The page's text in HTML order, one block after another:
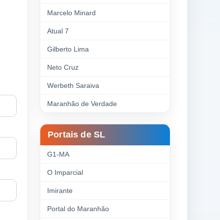
Marcelo Minard
Atual 7
Gilberto Lima
Neto Cruz
Werbeth Saraiva
Maranhão de Verdade
Portais de SL
G1-MA
O Imparcial
Imirante
Portal do Maranhão